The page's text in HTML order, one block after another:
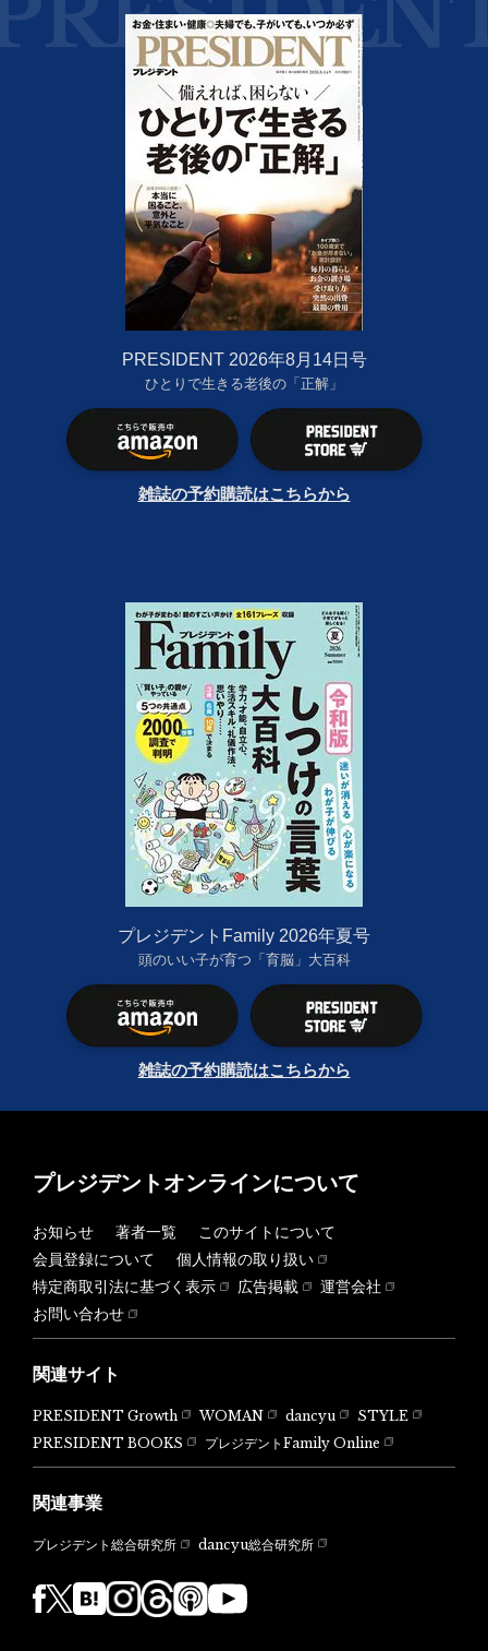
PRESIDENT 2026年8月14日号
ひとりで生きる老後の「正解」
雑誌の予約購読はこちらから
プレジデントFamily 2026年夏号
頭のいい子が育つ「育脳」大百科
雑誌の予約購読はこちらから
プレジデントオンラインについて
お知らせ 著者一覧
このサイトについて
会員登録について
個人情報の取り扱い
特定商取引法に基づく表示
広告掲載
運営会社
お問い合わせ
関連サイト
PRESIDENT Growth WOMAN dancyu
STYLE
PRESIDENT BOOKS
プレジデントFamily Online
関連事業
プレジデント総合研究所 dancyu総合研究所